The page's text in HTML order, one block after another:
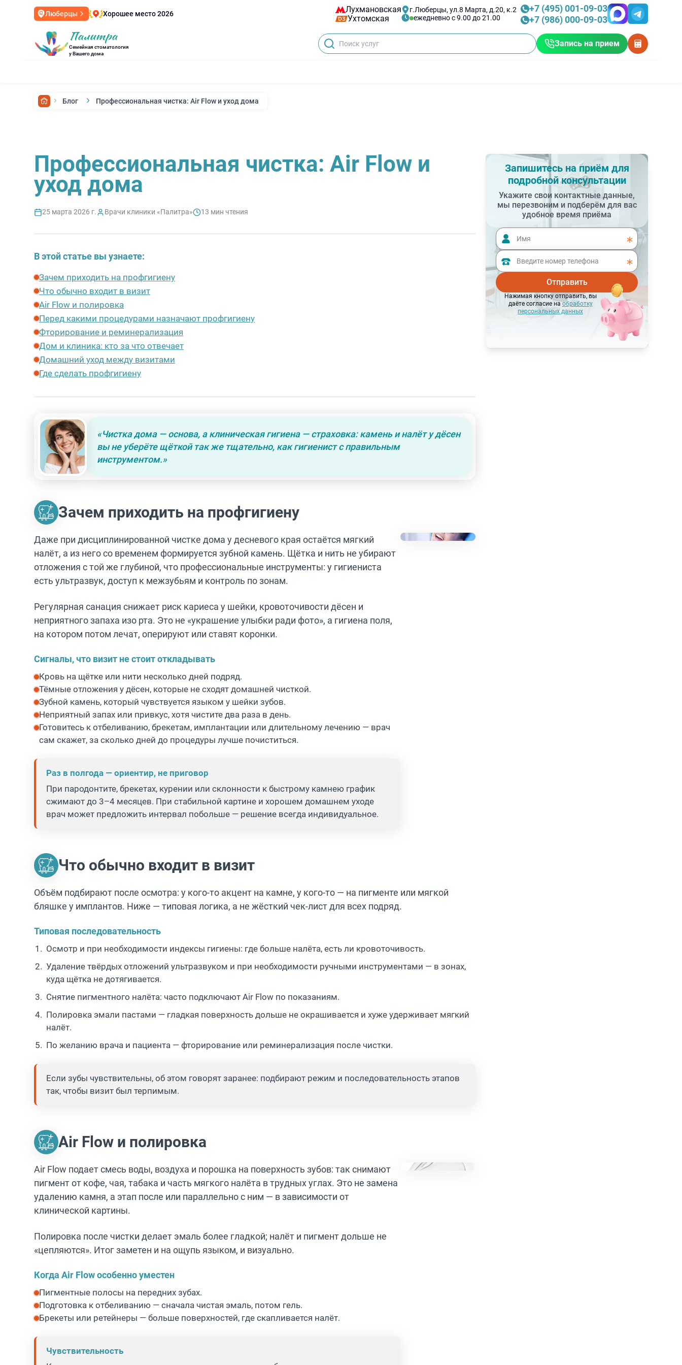
Люберцы Хорошее место 2026
Лухмановская
Ухтомская
г.Люберцы, ул.8 Марта, д.20, к.2
ежедневно с 9.00 до 21.00
+7 (495) 001-09-03
+7 (986) 000-09-03
Семейная стоматология
у Вашего дома
Запись на прием
Блог Профессиональная чистка: Air Flow и уход дома
Профессиональная чистка: Air Flow и
уход дома
25 марта 2026 г. Врачи клиники «Палитра» 13 мин чтения
В этой статье вы узнаете:
Зачем приходить на профгигиену
Что обычно входит в визит
Air Flow и полировка
Перед какими процедурами назначают профгигиену
Фторирование и реминерализация
Дом и клиника: кто за что отвечает
Домашний уход между визитами
Где сделать профгигиену
«Чистка дома — основа, а клиническая гигиена — страховка: камень и налёт у дёсен
вы не уберёте щёткой так же тщательно, как гигиенист с правильным
инструментом.»
Зачем приходить на профгигиену
Даже при дисциплинированной чистке дома у десневого края остаётся мягкий
налёт, а из него со временем формируется зубной камень. Щётка и нить не убирают
отложения с той же глубиной, что профессиональные инструменты: у гигиениста
есть ультразвук, доступ к межзубьям и контроль по зонам.
Регулярная санация снижает риск кариеса у шейки, кровоточивости дёсен и
неприятного запаха изо рта. Это не «украшение улыбки ради фото», а гигиена поля,
на котором потом лечат, оперируют или ставят коронки.
Сигналы, что визит не стоит откладывать
Кровь на щётке или нити несколько дней подряд.
Тёмные отложения у дёсен, которые не сходят домашней чисткой.
Зубной камень, который чувствуется языком у шейки зубов.
Неприятный запах или привкус, хотя чистите два раза в день.
Готовитесь к отбеливанию, брекетам, имплантации или длительному лечению — врач
сам скажет, за сколько дней до процедуры лучше почиститься.
Раз в полгода — ориентир, не приговор
При пародонтите, брекетах, курении или склонности к быстрому камнею график
сжимают до 3–4 месяцев. При стабильной картине и хорошем домашнем уходе
врач может предложить интервал побольше — решение всегда индивидуальное.
Что обычно входит в визит
Объём подбирают после осмотра: у кого-то акцент на камне, у кого-то — на пигменте или мягкой
бляшке у имплантов. Ниже — типовая логика, а не жёсткий чек-лист для всех подряд.
Типовая последовательность
Осмотр и при необходимости индексы гигиены: где больше налёта, есть ли кровоточивость.
Удаление твёрдых отложений ультразвуком и при необходимости ручными инструментами — в зонах,
куда щётка не дотягивается.
Снятие пигментного налёта: часто подключают Air Flow по показаниям.
Полировка эмали пастами — гладкая поверхность дольше не окрашивается и хуже удерживает мягкий
налёт.
По желанию врача и пациента — фторирование или реминерализация после чистки.
Если зубы чувствительны, об этом говорят заранее: подбирают режим и последовательность этапов
так, чтобы визит был терпимым.
Air Flow и полировка
Air Flow подает смесь воды, воздуха и порошка на поверхность зубов: так снимают
пигмент от кофе, чая, табака и часть мягкого налёта в трудных углах. Это не замена
удалению камня, а этап после или параллельно с ним — в зависимости от
клинической картины.
Полировка после чистки делает эмаль более гладкой; налёт и пигмент дольше не
«цепляются». Итог заметен и на ощупь языком, и визуально.
Когда Air Flow особенно уместен
Пигментные полосы на передних зубах.
Подготовка к отбеливанию — сначала чистая эмаль, потом гель.
Брекеты или ретейнеры — больше поверхностей, где скапливается налёт.
Чувствительность
Запишитесь на приём для
подробной консультации
Укажите свои контактные данные,
мы перезвоним и подберём для вас
удобное время приёма
Отправить
Нажимая кнопку отправить, вы
даёте согласие на обработку
персональных данных